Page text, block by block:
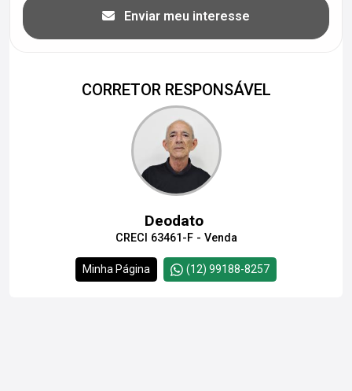
Enviar meu interesse
CORRETOR RESPONSÁVEL
Deodato
CRECI 63461-F - Venda
Minha Página (12) 99188-8257